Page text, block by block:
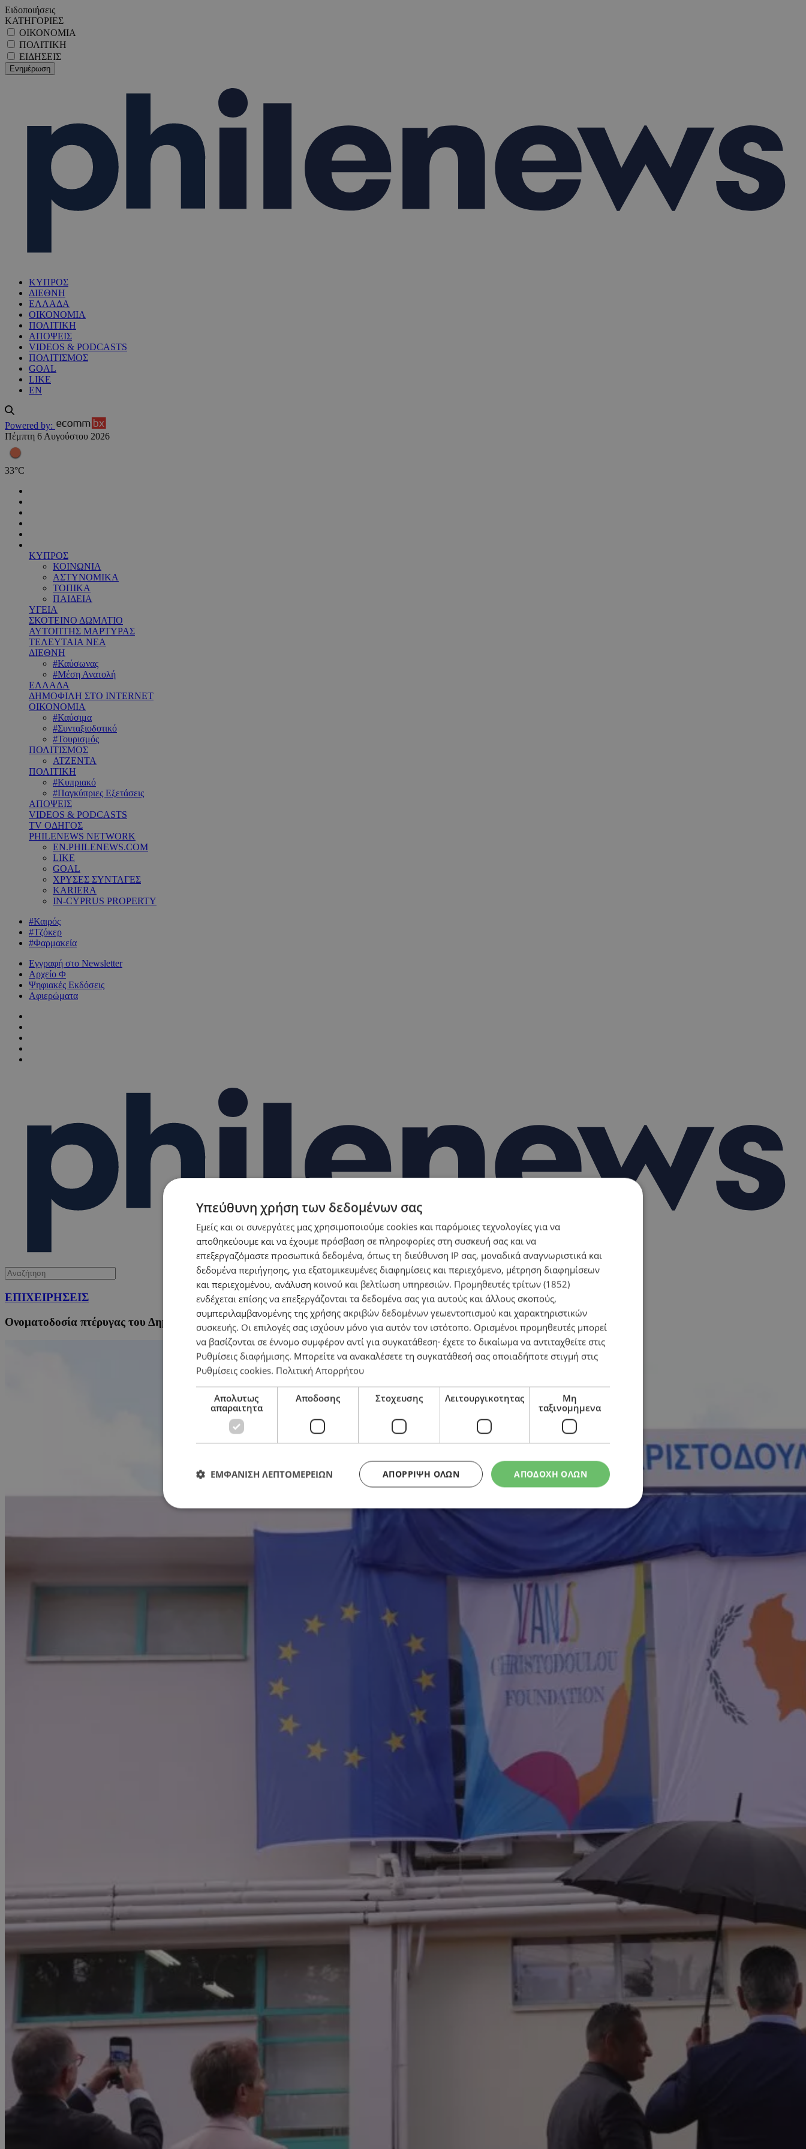
Ειδοποιήσεις
ΚΑΤΗΓΟΡΙΕΣ
ΟΙΚΟΝΟΜΙΑ
ΠΟΛΙΤΙΚΗ
ΕΙΔΗΣΕΙΣ
ΚΥΠΡΟΣ
ΔΙΕΘΝΗ
ΕΛΛΑΔΑ
ΟΙΚΟΝΟΜΙΑ
ΠΟΛΙΤΙΚΗ
ΑΠΟΨΕΙΣ
VIDEOS & PODCASTS
ΠΟΛΙΤΙΣΜΟΣ
GOAL
LIKE
EN
Powered by:
Πέμπτη 6 Αυγούστου 2026
33°C
ΚΥΠΡΟΣ
ΚΟΙΝΩΝΙΑ
ΑΣΤΥΝΟΜΙΚΑ
ΤΟΠΙΚΑ
ΠΑΙΔΕΙΑ
ΥΓΕΙΑ
ΣΚΟΤΕΙΝΟ ΔΩΜΑΤΙΟ
ΑΥΤΟΠΤΗΣ ΜΑΡΤΥΡΑΣ
ΤΕΛΕΥΤΑΙΑ ΝΕΑ
ΔΙΕΘΝΗ
#Καύσωνας
#Μέση Ανατολή
ΕΛΛΑΔΑ
ΔΗΜΟΦΙΛΗ ΣΤΟ INTERNET
ΟΙΚΟΝΟΜΙΑ
#Καύσιμα
#Συνταξιοδοτικό
#Τουρισμός
ΠΟΛΙΤΙΣΜΟΣ
ΑΤΖΕΝΤΑ
ΠΟΛΙΤΙΚΗ
#Κυπριακό
#Παγκύπριες Εξετάσεις
ΑΠΟΨΕΙΣ
VIDEOS & PODCASTS
TV ΟΔΗΓΟΣ
PHILENEWS NETWORK
EN.PHILENEWS.COM
LIKE
GOAL
ΧΡΥΣΕΣ ΣΥΝΤΑΓΕΣ
KARIERA
IN-CYPRUS PROPERTY
#Καιρός
#Τζόκερ
#Φαρμακεία
Εγγραφή στο Newsletter
Αρχείο Φ
Ψηφιακές Εκδόσεις
Αφιερώματα
ΕΠΙΧΕΙΡΗΣΕΙΣ
Ονοματοδοσία πτέρυγας του Δημοτικού Σχολείου Καϊμακλίου Γ σε «Πτέρυγα Γιάννη Χριστοδούλου»
Υπεύθυνη χρήση των δεδομένων σας
Εμείς και οι συνεργάτες μας χρησιμοποιούμε cookies και παρόμοιες τεχνολογίες για να
αποθηκεύουμε και να έχουμε πρόσβαση σε πληροφορίες στη συσκευή σας και να
επεξεργαζόμαστε προσωπικά δεδομένα, όπως τη διεύθυνση IP σας, μοναδικά αναγνωριστικά και
δεδομένα περιήγησης, για εξατομικευμένες διαφημίσεις και περιεχόμενο, μέτρηση διαφημίσεων
και περιεχομένου, ανάλυση κοινού και βελτίωση υπηρεσιών. Προμηθευτές τρίτων (1852)
ενδέχεται επίσης να επεξεργάζονται τα δεδομένα σας για αυτούς και άλλους σκοπούς,
συμπεριλαμβανομένης της χρήσης ακριβών δεδομένων γεωεντοπισμού και χαρακτηριστικών
συσκευής. Οι επιλογές σας ισχύουν μόνο για αυτόν τον ιστότοπο. Ορισμένοι προμηθευτές μπορεί
να βασίζονται σε έννομο συμφέρον αντί για συγκατάθεση· έχετε το δικαίωμα να αντιταχθείτε στις
Ρυθμίσεις διαφήμισης. Μπορείτε να ανακαλέσετε τη συγκατάθεσή σας οποιαδήποτε στιγμή στις
Ρυθμίσεις cookies. Πολιτική Απορρήτου
Απολυτως
απαραιτητα
Αποδοσης Στοχευσης Λειτουργικοτητας
Μη
ταξινομημενα
ΑΠΟΔΟΧΗ ΟΛΩΝ
ΑΠΌΡΡΙΨΗ ΌΛΩΝ
ΕΜΦΑΝΙΣΗ ΛΕΠΤΟΜΕΡΕΙΩΝ